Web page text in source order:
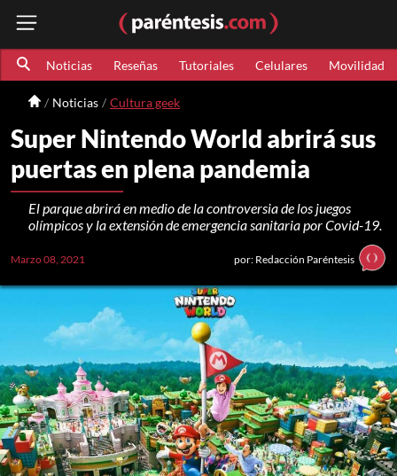
Noticias Reseñas Tutoriales Celulares Movilidad
Noticias Cultura geek
Super Nintendo World abrirá sus
puertas en plena pandemia
El parque abrirá en medio de la controversia de los juegos
olímpicos y la extensión de emergencia sanitaria por Covid-19.
Marzo 08, 2021 por: Redacción Paréntesis